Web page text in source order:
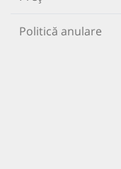
Politică anulare